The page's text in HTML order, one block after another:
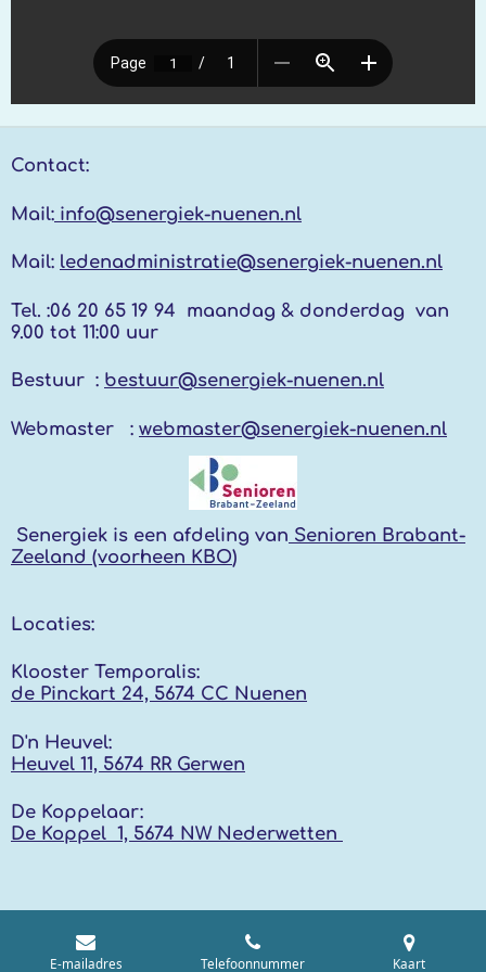
Contact:
Mail: info@senergiek-nuenen.nl
Mail: ledenadministratie@senergiek-nuenen.nl
Tel. :06 20 65 19 94 maandag & donderdag van
9.00 tot 11:00 uur
Bestuur : bestuur@senergiek-nuenen.nl
Webmaster : webmaster@senergiek-nuenen.nl
Senergiek is een afdeling van Senioren Brabant-
Zeeland (voorheen KBO)
Locaties:
Klooster Temporalis:
de Pinckart 24, 5674 CC Nuenen
D'n Heuvel:
Heuvel 11, 5674 RR Gerwen
De Koppelaar:
De Koppel 1, 5674 NW Nederwetten
E-mailadres Telefoonnummer Kaart